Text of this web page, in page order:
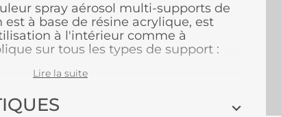
spray aérosol multi-supports de
à base de résine acrylique, est
à l'intérieur comme à
sur tous les types de support :
Lire la suite